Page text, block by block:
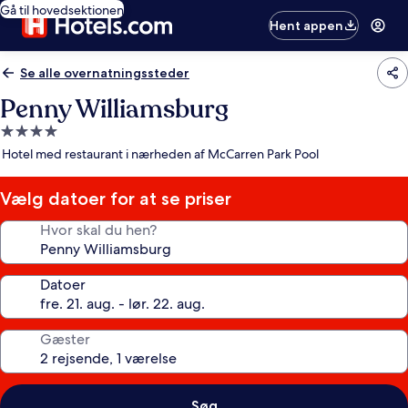
Gå til hovedsektionen
Hent appen
Se alle overnatningssteder
Penny Williamsburg
4.0-
stjernet
Hotel med restaurant i nærheden af McCarren Park Pool
Vælg datoer for at se priser
Hvor skal du hen?
Datoer
Gæster